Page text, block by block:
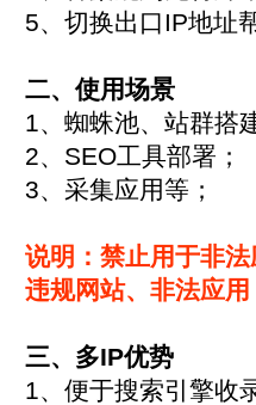
5、切换出口IP地
二、使用场景
1、蜘蛛池、站群搭
2、SEO工具部署；
3、采集应用等；
说明：禁止用于非
违规网站、非法应
三、多IP优势
1、便于搜索引擎收